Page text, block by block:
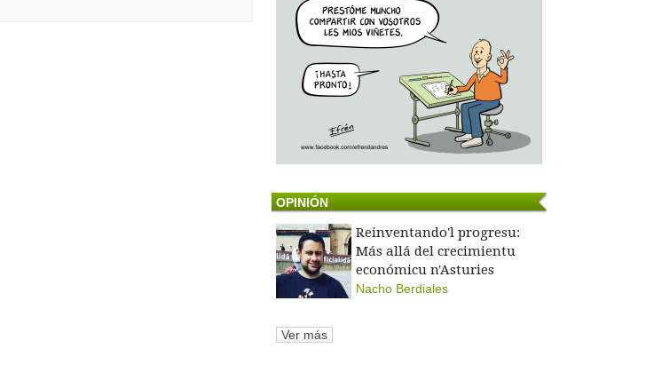
OPINIÓN
Reinventando'l progresu:
Más allá del crecimientu
económicu n'Asturies
Nacho Berdiales
Ver más